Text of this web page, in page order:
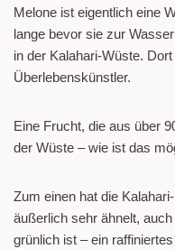
Melone ist eigentlich eine
lange bevor sie zur
in der Kalahari-Wüste.
Überlebenskünstler.
Eine Frucht, die aus über
der Wüste – wie ist das
Zum einen hat die
äußerlich sehr ähnelt,
grünlich ist – ein